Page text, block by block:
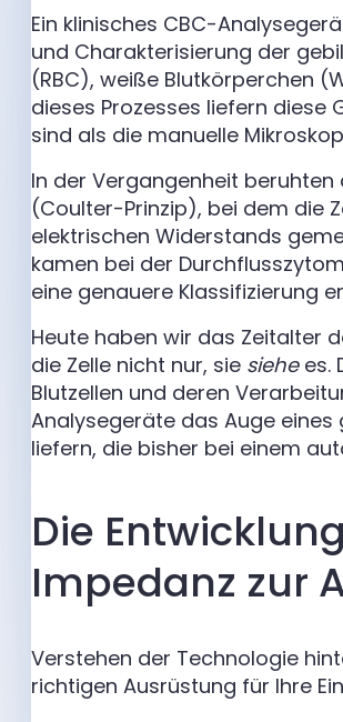
Ein klinisches CBC-
und Charakterisierung der
(RBC), weiße Blutkörperchen
dieses Prozesses liefern diese
sind als die manuelle
In der Vergangenheit
(Coulter-Prinzip), bei dem die
elektrischen Widerstands
kamen bei der
eine genauere Klassifizierung
Heute haben wir das Zeitalter
die Zelle nicht nur, sie siehees.
Blutzellen und deren
Analysegeräte das Auge
liefern, die bisher bei einem
Die
Impedanz zur
Verstehen der Technologie
richtigen Ausrüstung für Ihre